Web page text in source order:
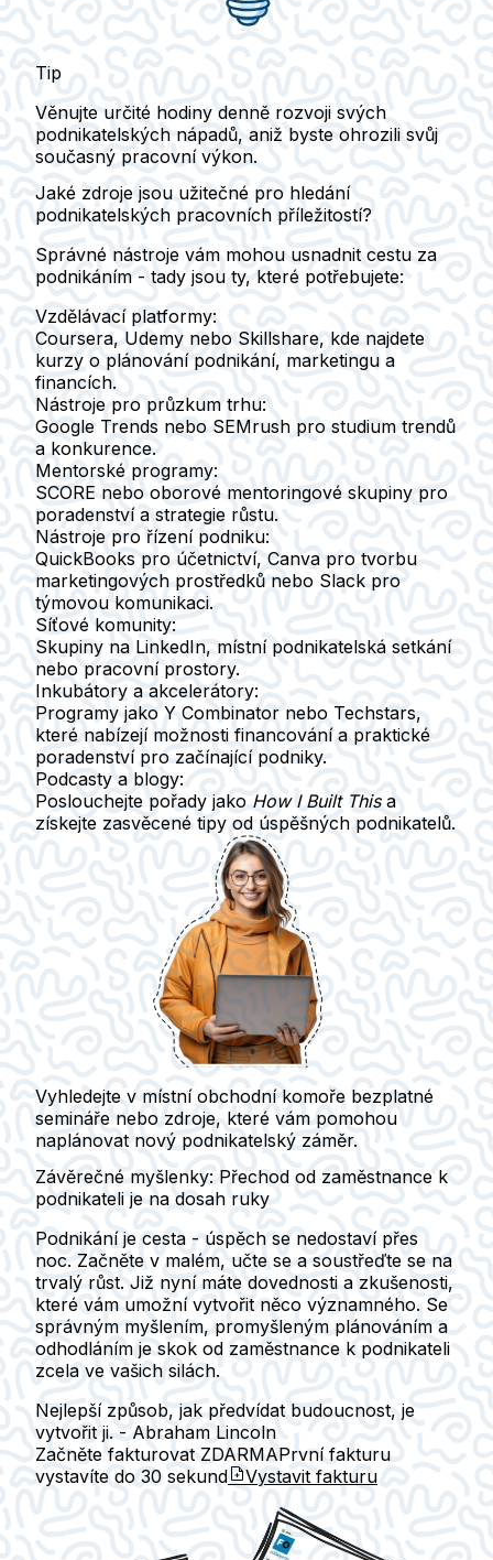
Tip
Věnujte určité hodiny denně rozvoji svých
podnikatelských nápadů, aniž byste ohrozili svůj
současný pracovní výkon.
Jaké zdroje jsou užitečné pro hledání
podnikatelských pracovních příležitostí?
Správné nástroje vám mohou usnadnit cestu za
podnikáním - tady jsou ty, které potřebujete:
Vzdělávací platformy:
Coursera, Udemy nebo Skillshare, kde najdete
kurzy o plánování podnikání, marketingu a
financích.
Nástroje pro průzkum trhu:
Google Trends nebo SEMrush pro studium trendů
a konkurence.
Mentorské programy:
SCORE nebo oborové mentoringové skupiny pro
poradenství a strategie růstu.
Nástroje pro řízení podniku:
QuickBooks pro účetnictví, Canva pro tvorbu
marketingových prostředků nebo Slack pro
týmovou komunikaci.
Síťové komunity:
Skupiny na LinkedIn, místní podnikatelská setkání
nebo pracovní prostory.
Inkubátory a akcelerátory:
Programy jako Y Combinator nebo Techstars,
které nabízejí možnosti financování a praktické
poradenství pro začínající podniky.
Podcasty a blogy:
Poslouchejte pořady jako How I Built Thisa
získejte zasvěcené tipy od úspěšných podnikatelů.
Vyhledejte v místní obchodní komoře bezplatné
semináře nebo zdroje, které vám pomohou
naplánovat nový podnikatelský záměr.
Závěrečné myšlenky: Přechod od zaměstnance k
podnikateli je na dosah ruky
Podnikání je cesta - úspěch se nedostaví přes
noc. Začněte v malém, učte se a soustřeďte se na
trvalý růst. Již nyní máte dovednosti a zkušenosti,
které vám umožní vytvořit něco významného. Se
správným myšlením, promyšleným plánováním a
odhodláním je skok od zaměstnance k podnikateli
zcela ve vašich silách.
Nejlepší způsob, jak předvídat budoucnost, je
vytvořit ji. - Abraham Lincoln
Začněte fakturovat ZDARMAPrvní fakturu
vystavíte do 30 sekund Vystavit fakturu